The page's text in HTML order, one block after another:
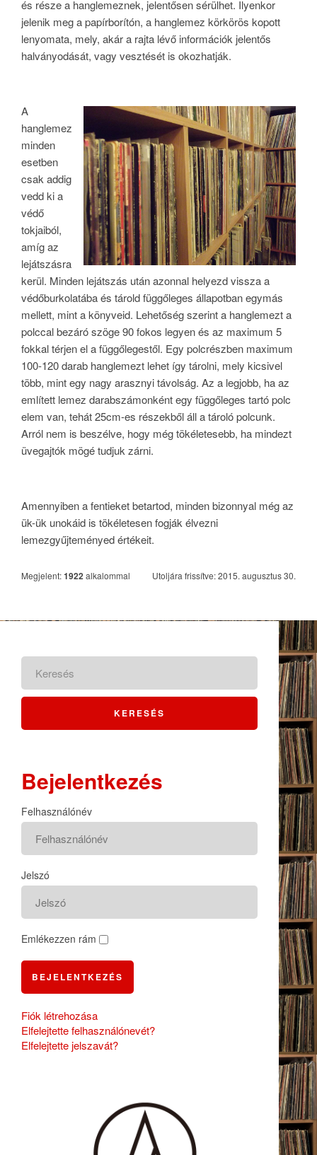
és része a hanglemeznek, jelentősen sérülhet. Ilyenkor
jelenik meg a papírborítón, a hanglemez körkörös kopott
lenyomata, mely, akár a rajta lévő információk jelentős
halványodását, vagy vesztését is okozhatják.
A
hanglemez
minden
esetben
csak addig
vedd ki a
védő
tokjaiból,
amíg az
lejátszásra
kerül. Minden lejátszás után azonnal helyezd vissza a
védőburkolatába és tárold függőleges állapotban egymás
mellett, mint a könyveid. Lehetőség szerint a hanglemezt a
polccal bezáró szöge 90 fokos legyen és az maximum 5
fokkal térjen el a függőlegestől. Egy polcrészben maximum
100-120 darab hanglemezt lehet így tárolni, mely kicsivel
több, mint egy nagy arasznyi távolság. Az a legjobb, ha az
említett lemez darabszámonként egy függőleges tartó polc
elem van, tehát 25cm-es részekből áll a tároló polcunk.
Arról nem is beszélve, hogy még tökéletesebb, ha mindezt
üvegajtók mögé tudjuk zárni.
Amennyiben a fentieket betartod, minden bizonnyal még az
ük-ük unokáid is tökéletesen fogják élvezni
lemezgyűjteményed értékeit.
Megjelent:1922alkalommal Utoljára frissítve: 2015. augusztus 30.
Bejelentkezés
Felhasználónév
Jelszó
Emlékezzen rám
BEJELENTKEZÉS
Fiók létrehozása
Elfelejtette felhasználónevét?
Elfelejtette jelszavát?